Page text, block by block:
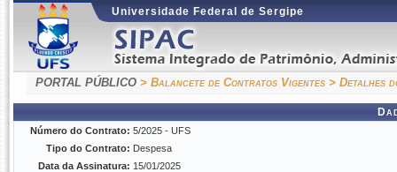
Universidade Federal de Sergipe
PORTAL PÚBLICO > Balancete de Contratos Vigentes > Detalhes
Número do Contrato: 5/2025 - UFS
Tipo do Contrato: Despesa
Data da Assinatura: 15/01/2025